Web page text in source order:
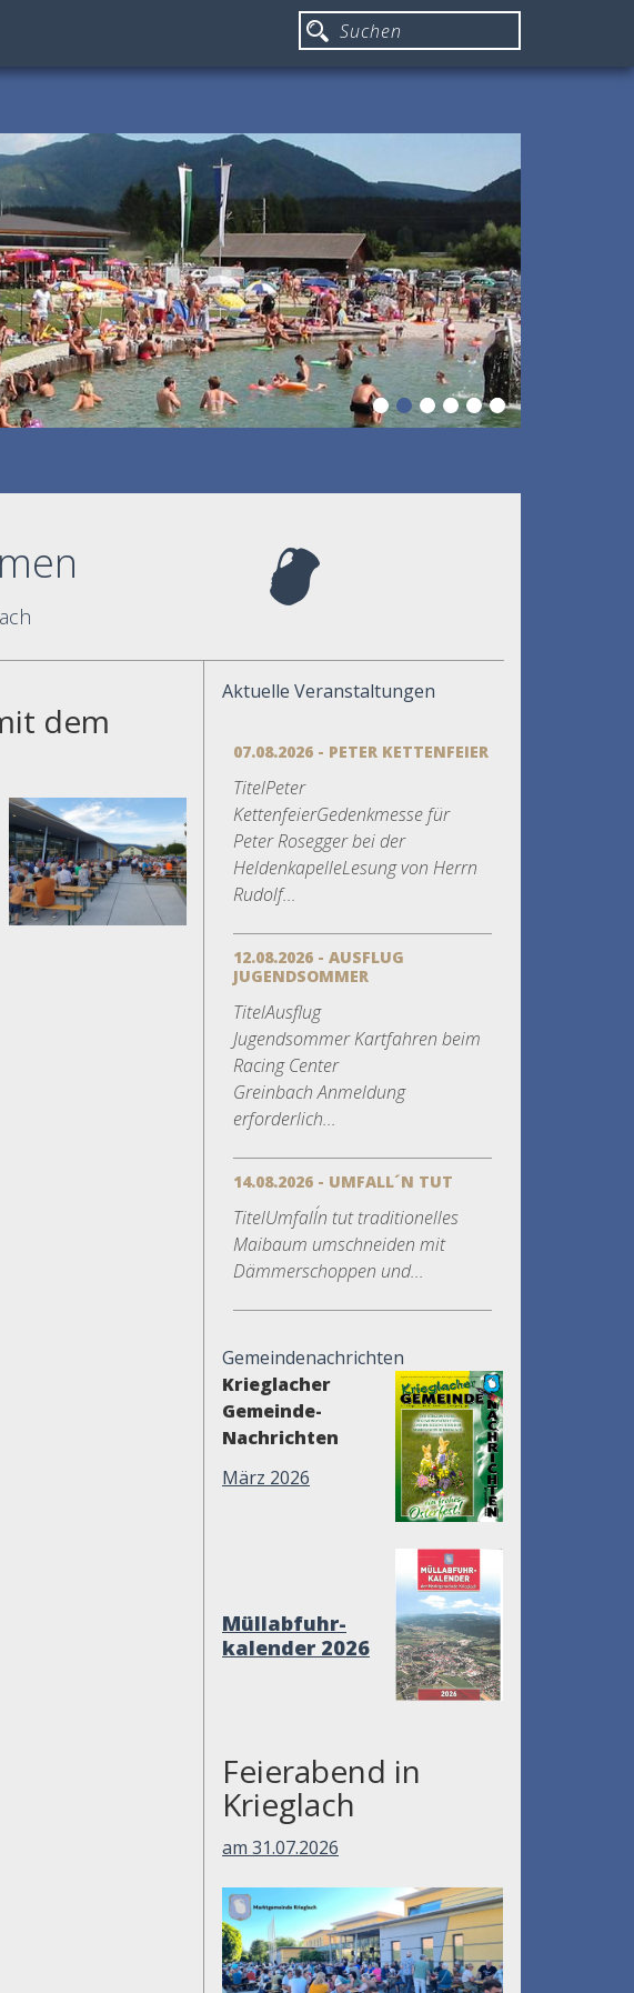
dem
Aktuelle Veranstaltungen
07.08.2026 - PETER KETTENFEIER
TitelPeter
KettenfeierGedenkmesse für
Peter Rosegger bei der
HeldenkapelleLesung von Herrn
Rudolf...
12.08.2026 - AUSFLUG
JUGENDSOMMER
TitelAusflug
Jugendsommer Kartfahren beim
Racing Center
Greinbach Anmeldung
erforderlich...
14.08.2026 - UMFALL´N TUT
TitelUmfall´n tut traditionelles
Maibaum umschneiden mit
Dämmerschoppen und...
Gemeindenachrichten
Krieglacher
Gemeinde-
Nachrichten
März 2026
Müllabfuhr-
kalender 2026
Feierabend in
Krieglach
am 31.07.2026